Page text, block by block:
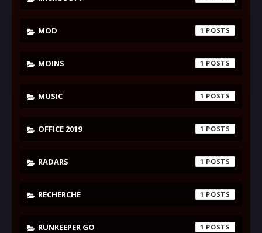
MOD 1
MOINS 1
MUSIC 1
OFFICE 2019 1
RADARS 1
RECHERCHE 1
RUNKEEPER GO 1